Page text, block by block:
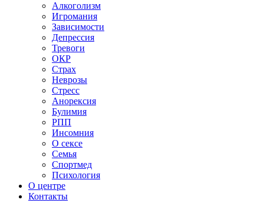
Алкоголизм
Игромания
Зависимости
Депрессия
Тревоги
ОКР
Страх
Неврозы
Стресс
Анорексия
Булимия
РПП
Инсомния
О сексе
Семья
Спортмед
Психология
О центре
Контакты